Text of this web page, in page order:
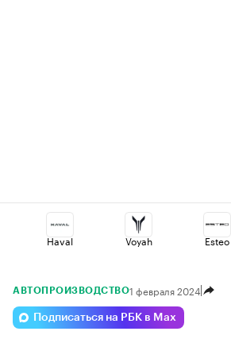
Haval Voyah Esteo
Jaecoo Geely Changan
АВТОПРОИЗВОДСТВО1 февраля 2024
Подписаться на РБК в Max